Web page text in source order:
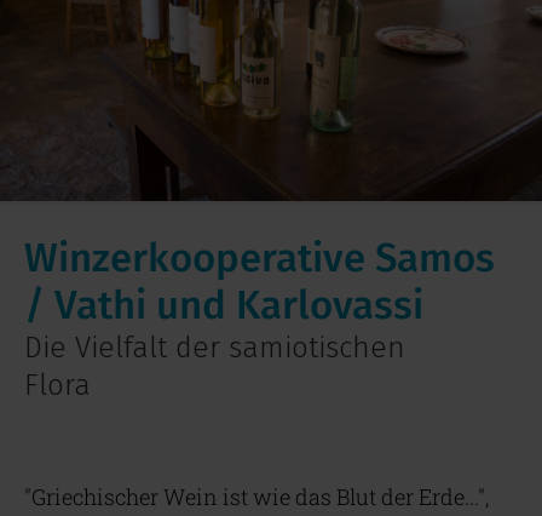
Wohnen
Kontakt
Winzerkooperative Samos
/ Vathi und Karlovassi
Die Vielfalt der samiotischen
Flora
"Griechischer Wein ist wie das Blut der Erde...",